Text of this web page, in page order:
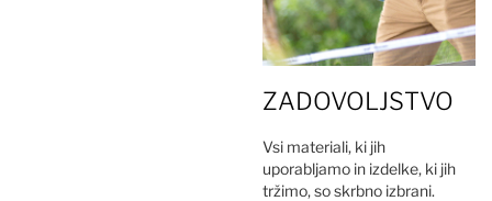
ZADOVOLJSTVO
Vsi materiali, ki jih
uporabljamo in izdelke, ki jih
tržimo, so skrbno izbrani.